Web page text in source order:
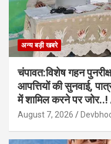
अन्य बड़ी खबरे
चंपावत:विशेष गहन
आपत्तियों की सुनवाई,
में शामिल करने पर
August 7, 2026